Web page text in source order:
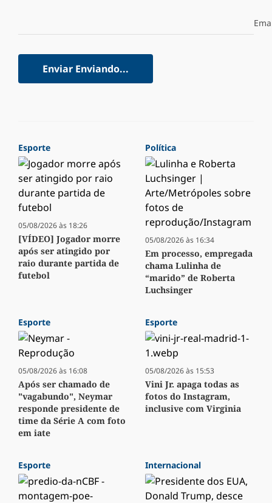
Enviar Enviando...
Esporte
05/08/2026 às 18:26
[VÍDEO] Jogador morre
após ser atingido por
raio durante partida de
futebol
Política
05/08/2026 às 16:34
Em processo, empregada
chama Lulinha de
“marido” de Roberta
Luchsinger
Esporte
05/08/2026 às 16:08
Após ser chamado de
"vagabundo", Neymar
responde presidente de
time da Série A com foto
em iate
Esporte
05/08/2026 às 15:53
Vini Jr. apaga todas as
fotos do Instagram,
inclusive com Virginia
Esporte Internacional